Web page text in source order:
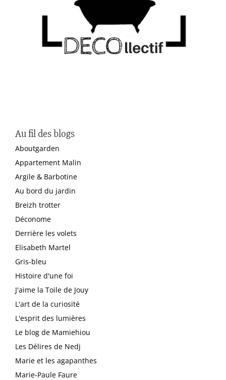
Au fil des blogs
Aboutgarden
Appartement Malin
Argile & Barbotine
Au bord du jardin
Breizh trotter
Déconome
Derrière les volets
Elisabeth Martel
Gris-bleu
Histoire d'une foi
J'aime la Toile de Jouy
L'art de la curiosité
L'esprit des lumières
Le blog de Mamiehiou
Les Délires de Nedj
Marie et les agapanthes
Marie-Paule Faure